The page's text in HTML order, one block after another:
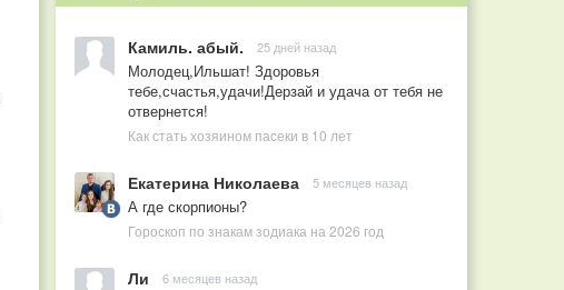
Камиль. абый. 25 дней назад
Молодец,Ильшат! Здоровья
тебе,счастья,удачи!Дерзай и удача от тебя не
отвернется!
Как стать хозяином пасеки в 10 лет
Екатерина Николаева 5 месяцев назад
А где скорпионы?
Гороскоп по знакам зодиака на 2026 год
Ли 6 месяцев назад